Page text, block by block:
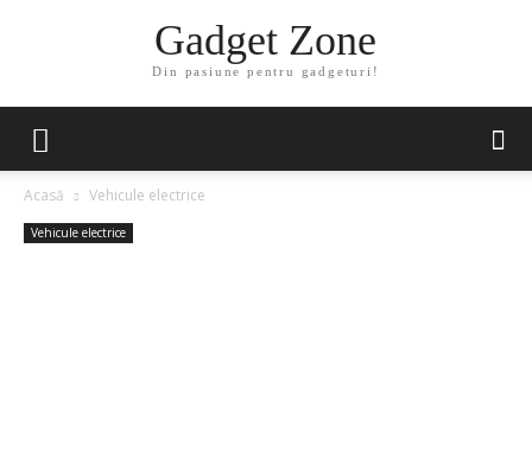
Gadget Zone
Din pasiune pentru gadgeturi!
Acasă Vehicule electrice
Vehicule electrice